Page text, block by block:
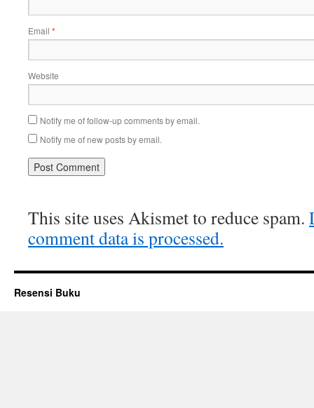
Email *
Website
Notify me of follow-up comments by email.
Notify me of new posts by email.
This site uses Akismet to reduce spam.
comment data is processed.
Resensi Buku